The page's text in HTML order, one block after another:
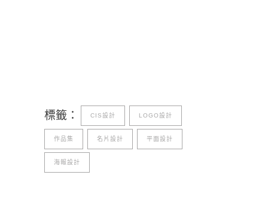
標籤： CIS設計 LOGO設計
作品集 名片設計 平面設計
海報設計